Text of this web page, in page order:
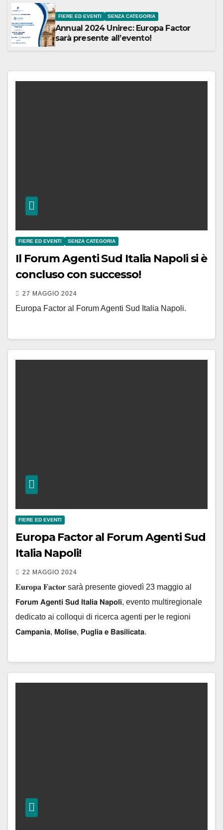
FIERE ED EVENTI SENZA CATEGORIA
Annual 2024 Unirec: Europa Factor
sarà presente all’evento!
FIERE ED EVENTI SENZA CATEGORIA
Il Forum Agenti Sud Italia Napoli si è
concluso con successo!
27 MAGGIO 2024
Europa Factor al Forum Agenti Sud Italia Napoli.
FIERE ED EVENTI
Europa Factor al Forum Agenti Sud
Italia Napoli!
22 MAGGIO 2024
𝐄𝐮𝐫𝐨𝐩𝐚 𝐅𝐚𝐜𝐭𝐨𝐫 sarà presente giovedì 23 maggio al
𝗙𝗼𝗿𝘂𝗺 𝗔𝗴𝗲𝗻𝘁𝗶 𝗦𝘂𝗱 𝗜𝘁𝗮𝗹𝗶𝗮 𝗡𝗮𝗽𝗼𝗹𝗶, evento multiregionale
dedicato ai colloqui di ricerca agenti per le regioni
𝗖𝗮𝗺𝗽𝗮𝗻𝗶𝗮, 𝗠𝗼𝗹𝗶𝘀𝗲, 𝗣𝘂𝗴𝗹𝗶𝗮 𝗲 𝗕𝗮𝘀𝗶𝗹𝗶𝗰𝗮𝘁𝗮.